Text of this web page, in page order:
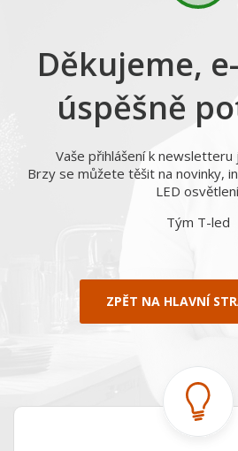
Děkujeme,
úspěšně
Vaše přihlášení k newsletteru
Brzy se můžete těšit na novinky,
LED
Tým T-led
ZPĚT NA HLAVNÍ